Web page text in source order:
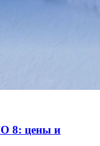
8: цены и